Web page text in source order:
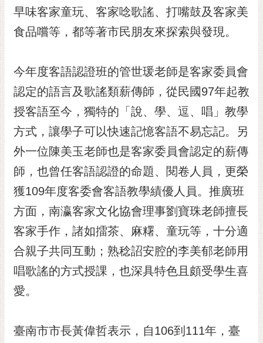
閱
電
子
市
民
信
箱
English
日
本
隱
私
權
及
安
全
政
網
早味客家童玩、客家唸歌謠、打嘴鼓及客家美
食品嚐等，都等著市民朋友來探索與發現。
今年度客語認證班的管世瑗老師是客家委員會
認定的語言及歌謠類薪傳師，從民國97年起教
授客語至今，獨特的「說、學、逗、唱」教學
方式，讓學子可以快速記憶客語不易忘記。另
外一位陳美玉老師也是客家委員會認定的薪傳
師，也曾任客語認證的命題、閱卷人員，更榮
獲109年度客委會客語教學績優人員。推廣班
方面，南瀛客家文化協會理事劉寶珠老師擅長
客家手作，諸如擂茶、麻糬、童玩等，十分適
合親子共同互動；熟稔詔安腔的李美郁老師用
唱歌謠的方式授課，也深具特色且頗受學生喜
愛。
臺南市市長黃偉哲表示，自106到111年，臺